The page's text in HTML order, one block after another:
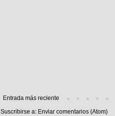
Entrada más reciente
Suscribirse a: Enviar comentarios (Atom)